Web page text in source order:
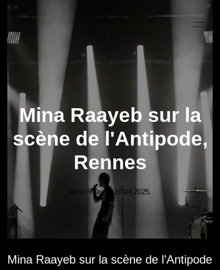
Mina Raayeb sur la
scène de l'Antipode,
Rennes
Mina Raayeb10.04.2025.
Mina Raayeb sur la scène de l’Antipode